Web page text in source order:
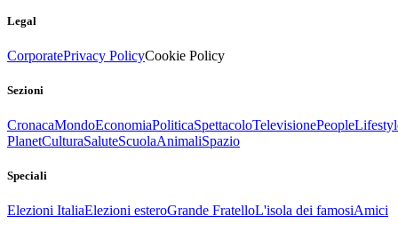
Legal
CorporatePrivacy PolicyCookie Policy
Sezioni
CronacaMondoEconomiaPoliticaSpettacoloTelevisionePeople
PlanetCulturaSaluteScuolaAnimaliSpazio
Speciali
Elezioni ItaliaElezioni esteroGrande FratelloL'isola dei famosiAmici